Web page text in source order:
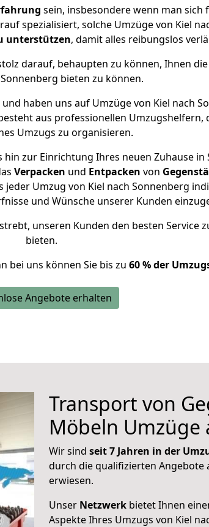
sein, insbesondere wenn man sich
spezialisiert, solche Umzüge von Kiel
unterstützen, damit alles reibungslos
darauf, behaupten zu können, Ihnen
bieten zu können.
haben uns auf Umzüge von Kiel nach
aus professionellen Umzugshelfern,
Umzugs zu organisieren.
zur Einrichtung Ihres neuen Zuhause in
Verpacken und Entpacken von
Umzug von Kiel nach Sonnenberg
und Wünsche unserer Kunden
unseren Kunden den besten Service
bieten.
bei uns können Sie bis zu 60 % der
Angebote erhalten
Transport von
Möbeln Umzüge
Wir sind seit 7 Jahren in der
durch die qualifizierten Angebote
erwiesen.
Unser Netzwerk bietet Ihnen
Aspekte Ihres Umzugs von Kiel